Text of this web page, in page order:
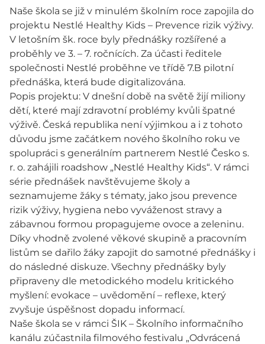
Naše škola se již v minulém školním roce zapojila do
projektu Nestlé Healthy Kids – Prevence rizik výživy.
V letošním šk. roce byly přednášky rozšířené a
proběhly ve 3. – 7. ročnících. Za účasti ředitele
společnosti Nestlé proběhne ve třídě 7.B pilotní
přednáška, která bude digitalizována.
Popis projektu: V dnešní době na světě žijí miliony
dětí, které mají zdravotní problémy kvůli špatné
výživě. Česká republika není výjimkou a i z tohoto
důvodu jsme začátkem nového školního roku ve
spolupráci s generálním partnerem Nestlé Česko s.
r. o. zahájili roadshow „Nestlé Healthy Kids“. V rámci
série přednášek navštěvujeme školy a
seznamujeme žáky s tématy, jako jsou prevence
rizik výživy, hygiena nebo vyváženost stravy a
zábavnou formou propagujeme ovoce a zeleninu.
Díky vhodně zvolené věkové skupině a pracovním
listům se dařilo žáky zapojit do samotné přednášky i
do následné diskuze. Všechny přednášky byly
připraveny dle metodického modelu kritického
myšlení: evokace – uvědomění – reflexe, který
zvyšuje úspěšnost dopadu informací.
Naše škola se v rámci ŠIK – Školního informačního
kanálu zúčastnila filmového festivalu „Odvrácená